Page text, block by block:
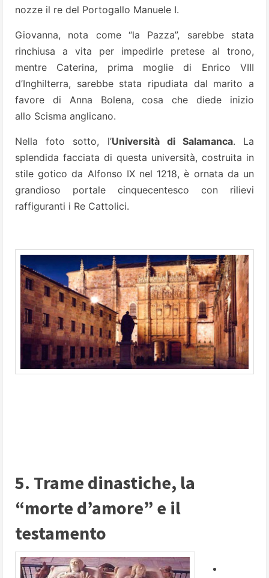
nozze il re del Portogallo Manuele I.
Giovanna, nota come “la Pazza”, sarebbe stata
rinchiusa a vita per impedirle pretese al trono,
mentre Caterina, prima moglie di Enrico VIII
d’Inghilterra, sarebbe stata ripudiata dal marito a
favore di Anna Bolena, cosa che diede inizio
allo Scisma anglicano.
Nella foto sotto, l’Università di Salamanca. La
splendida facciata di questa università, costruita in
stile gotico da Alfonso IX nel 1218, è ornata da un
grandioso portale cinquecentesco con rilievi
raffiguranti i Re Cattolici.
5. Trame dinastiche, la
“morte d’amore” e il
testamento